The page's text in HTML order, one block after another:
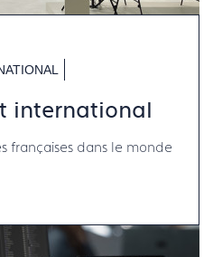
international
françaises dans le monde